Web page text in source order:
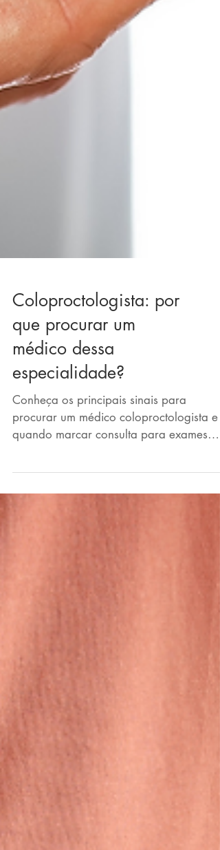
Coloproctologista: por
que procurar um
médico dessa
especialidade?